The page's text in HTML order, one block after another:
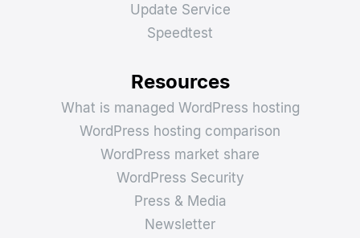
Update Service
Speedtest
Resources
What is managed WordPress hosting
WordPress hosting comparison
WordPress market share
WordPress Security
Press & Media
Newsletter